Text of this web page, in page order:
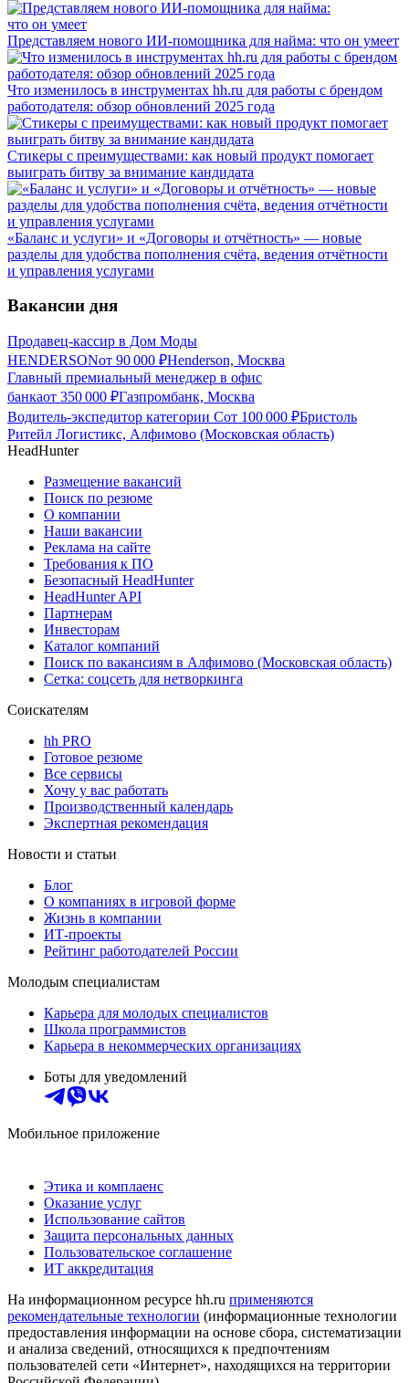
Представляем нового ИИ-помощника для найма: что он умеет
Что изменилось в инструментах hh.ru для работы с брендом
работодателя: обзор обновлений 2025 года
Стикеры с преимуществами: как новый продукт помогает
выиграть битву за внимание кандидата
«Баланс и услуги» и «Договоры и отчётность» — новые
разделы для удобства пополнения счёта, ведения отчётности
и управления услугами
Вакансии дня
Продавец-кассир в Дом Моды
HENDERSONот 90 000 ₽Henderson, Москва
Главный премиальный менеджер в офис
банкаот 350 000 ₽Газпромбанк, Москва
Водитель-экспедитор категории Сот 100 000 ₽Бристоль
Ритейл Логистикс, Алфимово (Московская область)
HeadHunter
Размещение вакансий
Поиск по резюме
О компании
Наши вакансии
Реклама на сайте
Требования к ПО
Безопасный HeadHunter
HeadHunter API
Партнерам
Инвесторам
Каталог компаний
Поиск по вакансиям в Алфимово (Московская область)
Сетка: соцсеть для нетворкинга
Соискателям
hh PRO
Готовое резюме
Все сервисы
Хочу у вас работать
Производственный календарь
Экспертная рекомендация
Новости и статьи
Блог
О компаниях в игровой форме
Жизнь в компании
ИТ-проекты
Рейтинг работодателей России
Молодым специалистам
Карьера для молодых специалистов
Школа программистов
Карьера в некоммерческих организациях
Боты для уведомлений
Мобильное приложение
Этика и комплаенс
Оказание услуг
Использование сайтов
Защита персональных данных
Пользовательское соглашение
ИТ аккредитация
На информационном ресурсе hh.ru применяются
рекомендательные технологии (информационные технологии
предоставления информации на основе сбора, систематизации
и анализа сведений, относящихся к предпочтениям
пользователей сети «Интернет», находящихся на территории